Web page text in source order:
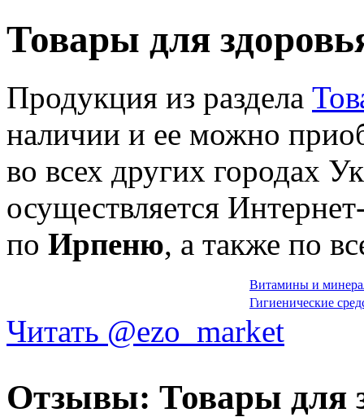
Товары для
Продукция из раздела
наличии и ее можно
во всех других городах
осуществляется
по Ирпеню, а также по
Витамины и
Гигиенические
Читать @ezo_market
Отзывы: Товары для